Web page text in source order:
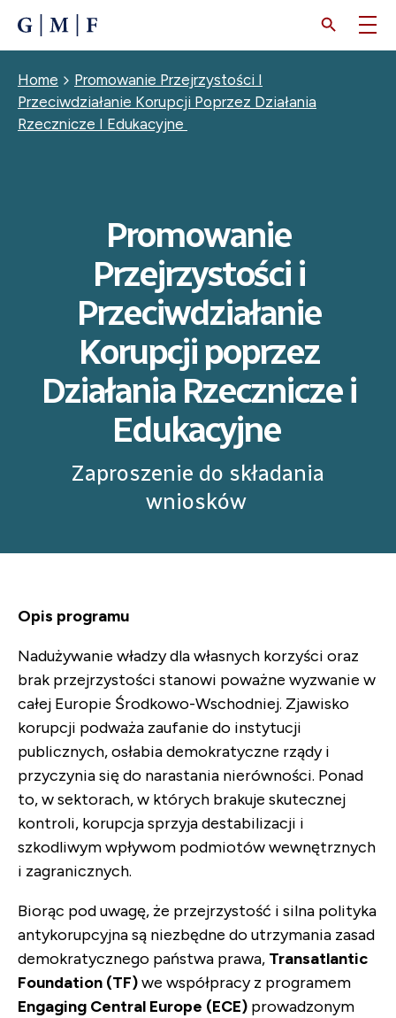
CONTENT
Breadcrumb
Home
Promowanie Przejrzystości I
Przeciwdziałanie Korupcji Poprzez Działania
Rzecznicze I Edukacyjne
Promowanie
Przejrzystości i
Przeciwdziałanie
Korupcji poprzez
Działania Rzecznicze i
Edukacyjne
Zaproszenie do składania
wniosków
Opis programu
Nadużywanie władzy dla własnych korzyści oraz
brak przejrzystości stanowi poważne wyzwanie w
całej Europie Środkowo-Wschodniej. Zjawisko
korupcji podważa zaufanie do instytucji
publicznych, osłabia demokratyczne rządy i
przyczynia się do narastania nierówności. Ponad
to, w sektorach, w których brakuje skutecznej
kontroli, korupcja sprzyja destabilizacji i
szkodliwym wpływom podmiotów wewnętrznych
i zagranicznych.
Biorąc pod uwagę, że przejrzystość i silna polityka
antykorupcyjna są niezbędne do utrzymania zasad
demokratycznego państwa prawa, Transatlantic
Foundation (TF)we współpracy z programem
Engaging Central Europe (ECE) prowadzonym